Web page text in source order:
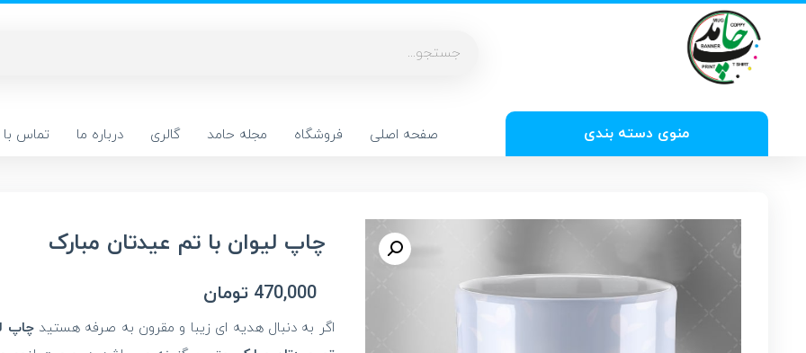
منوی دسته بندی صفحه اصلی فروشگاه مجله حامد گالری درباره ما تماس با
چاپ لیوان با تم عیدتان مبارک
470,000 تومان
اگر به دنبال هدیه ای زیبا و مقرون به صرفه هستید چاپ